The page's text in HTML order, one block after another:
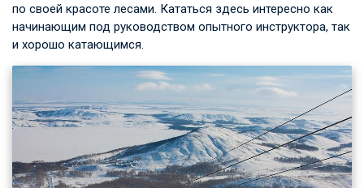
по своей красоте лесами. Кататься здесь интересно как
начинающим под руководством опытного инструктора, так
и хорошо катающимся.